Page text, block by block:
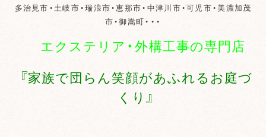
多治見市・土岐市・瑞浪市・恵那市・中津川市・可児市・美濃加茂
市・御嵩町・・・
エクステリア・外構工事の専門店
『家族で団らん笑顔があふれるお庭づ
くり』